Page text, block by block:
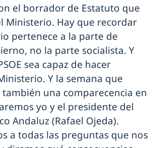
el borrador de Estatuto que
Ministerio. Hay que recordar
pertenece a la parte de
no la parte socialista. Y
sea capaz de hacer
Y la semana que
una comparecencia en
yo y el presidente del
Andaluz (Rafael Ojeda).
a todas las preguntas que nos